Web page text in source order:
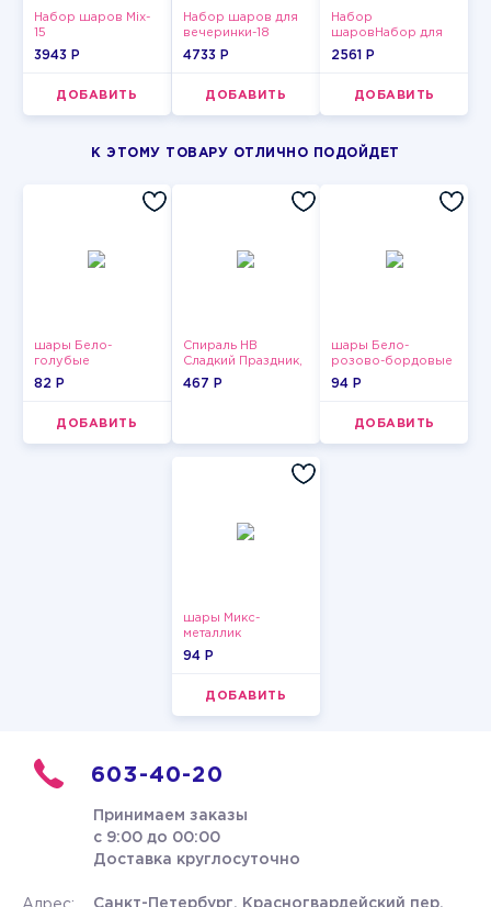
Набор шаров Mix-
15
3943 P
ДОБАВИТЬ
Набор шаров для
вечеринки-18
4733 P
ДОБАВИТЬ
Набор
шаровНабор для
мужчин-11
2561 P
ДОБАВИТЬ
К ЭТОМУ ТОВАРУ ОТЛИЧНО ПОДОЙДЕТ
шары Бело-
голубые
пастельные
82 P
ДОБАВИТЬ
Спираль HB
Сладкий Праздник,
12 шт.
467 P
шары Бело-
розово-бордовые
металлик
94 P
ДОБАВИТЬ
шары Микс-
металлик
94 P
ДОБАВИТЬ
603-40-20
Принимаем заказы
с 9:00 до 00:00
Доставка круглосуточно
Санкт-Петербург, Красногвардейский пер.